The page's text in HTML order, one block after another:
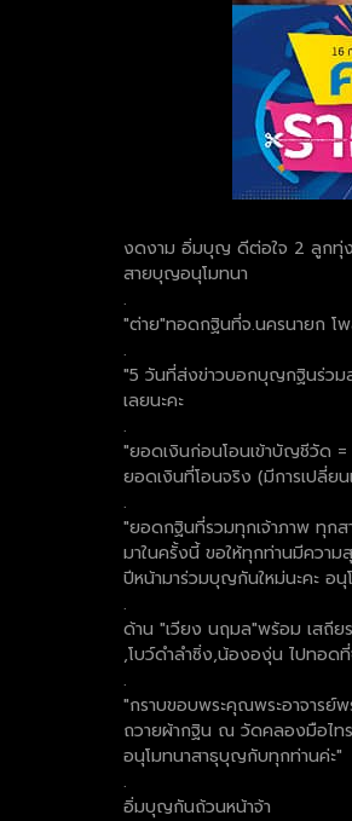
งดงาม อิ่มบุญ ดีต่อใจ 2 ลูกทุ่
สายบุญอนุโมทนา
.
"ต่าย"ทอดกฐินที่จ.นครนายก โ
.
"5 วันที่ส่งข่าวบอกบุญกฐินร่วม
เลยนะคะ
.
"ยอดเงินก่อนโอนเข้าบัญชีวัด =
ยอดเงินที่โอนจริง (มีการเปลี่ย
.
"ยอดกฐินที่รวมทุกเจ้าภาพ ทุก
มาในครั้งนี้ ขอให้ทุกท่านมีควา
ปีหน้ามาร่วมบุญกันใหม่นะคะ อนุ
.
ด้าน "เวียง นฤมล"พร้อม เสถีย
,โบว์ดำลำซิ่ง,น้ององุ่น ไปทอด
.
"กราบขอบพระคุณพระอาจารย์
ถวายผ้ากฐิน ณ วัดคลองมือไท
อนุโมทนาสาธุบุญกับทุกท่านค่ะ"
.
อิ่มบุญกันถ้วนหน้าจ้า